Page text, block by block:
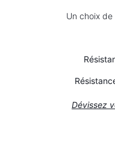
Un choix
Dévissez